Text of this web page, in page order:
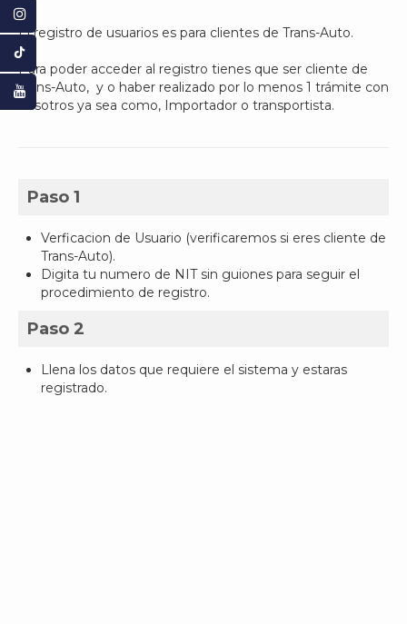
El registro de usuarios es para clientes de Trans-Auto.
Para poder acceder al registro tienes que ser cliente de
Trans-Auto, y o haber realizado por lo menos 1 trámite con
nosotros ya sea como, Importador o transportista.
Paso 1
Verficacion de Usuario (verificaremos si eres cliente de
Trans-Auto).
Digita tu numero de NIT sin guiones para seguir el
procedimiento de registro.
Paso 2
Llena los datos que requiere el sistema y estaras
registrado.